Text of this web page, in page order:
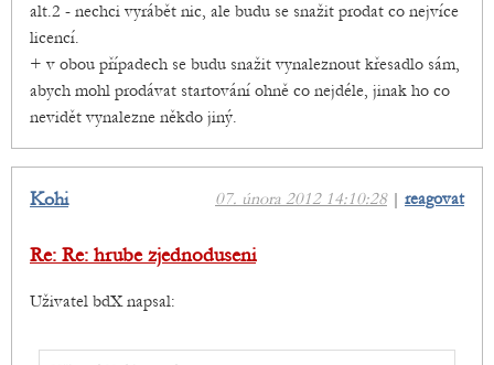
alt.2 - nechci vyrábět nic, ale budu se snažit prodat co nejvíce
licencí.
+ v obou případech se budu snažit vynaleznout křesadlo sám,
abych mohl prodávat startování ohně co nejdéle, jinak ho co
nevidět vynalezne někdo jiný.
07. února 2012 14:10:28| reagovat
Kohi
Re: Re: hrube zjednoduseni
Uživatel bdX napsal: